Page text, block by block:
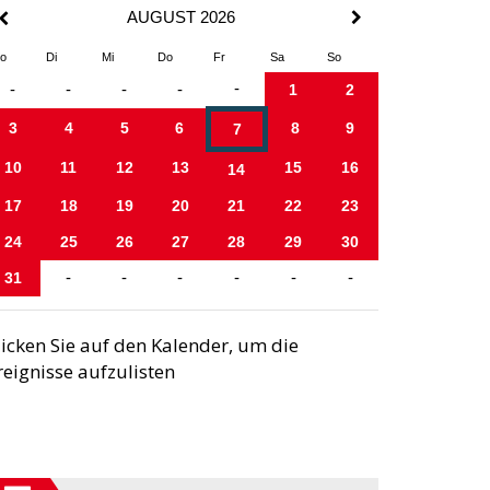
AUGUST 2026
Di Mi Do Fr Sa So
- - - - - 1 2
3 4 5 6 7 8 9
10 11 12 13 14 15 16
17 18 19 20 21 22 23
24 25 26 27 28 29 30
31 - - - - - -
Sie auf den Kalender, um die
aufzulisten